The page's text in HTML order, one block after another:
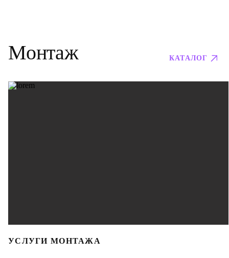
Монтаж КАТАЛОГ
УСЛУГИ МОНТАЖА